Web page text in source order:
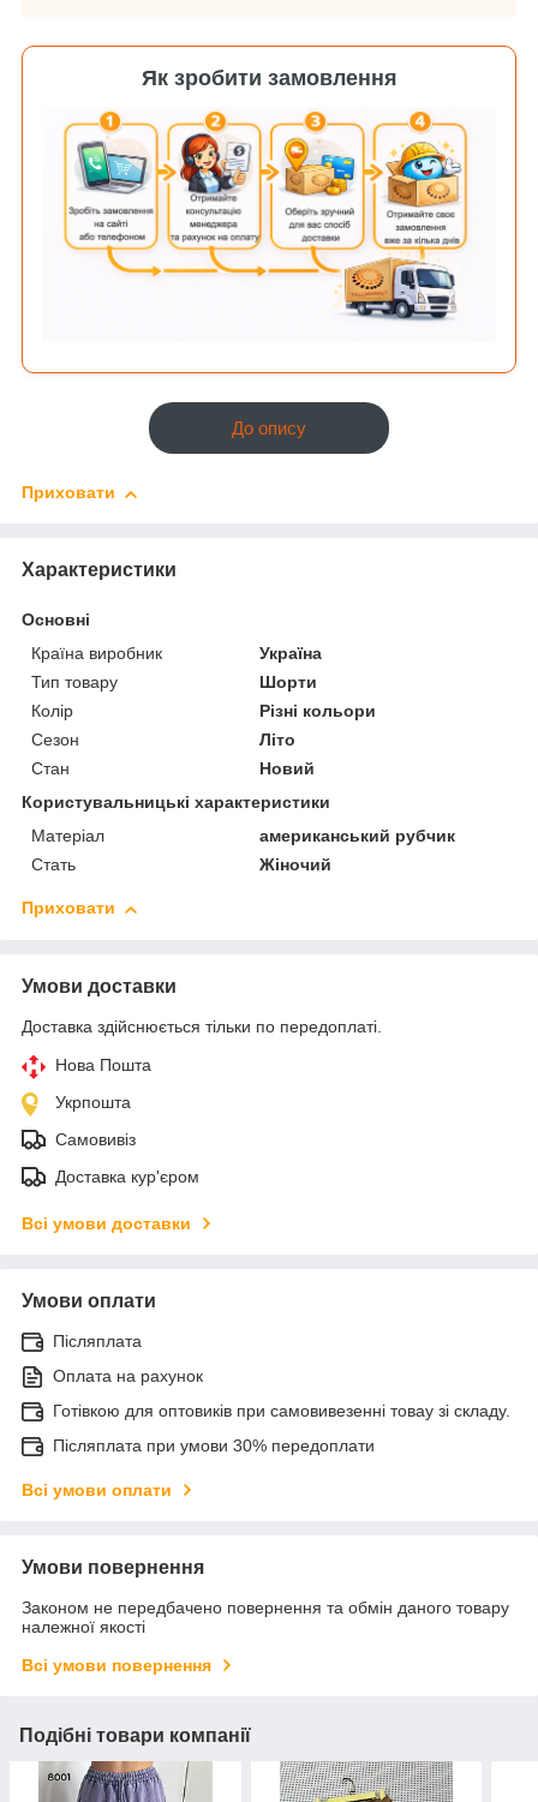
Як зробити замовлення
До опису
Приховати
Характеристики
Основні
Країна виробник
Україна
Тип товару
Шорти
Колір
Різні кольори
Сезон
Літо
Стан
Новий
Користувальницькі характеристики
Матеріал
американський рубчик
Стать
Жіночий
Приховати
Умови доставки
Доставка здійснюється тільки по передоплаті.
Нова Пошта
Укрпошта
Самовивіз
Доставка кур'єром
Всі умови доставки
Умови оплати
Післяплата
Оплата на рахунок
Готівкою для оптовиків при самовивезенні товау зі складу.
Післяплата при умови 30% передоплати
Всі умови оплати
Умови повернення
Законом не передбачено повернення та обмін даного товару
належної якості
Всі умови повернення
Подібні товари компанії